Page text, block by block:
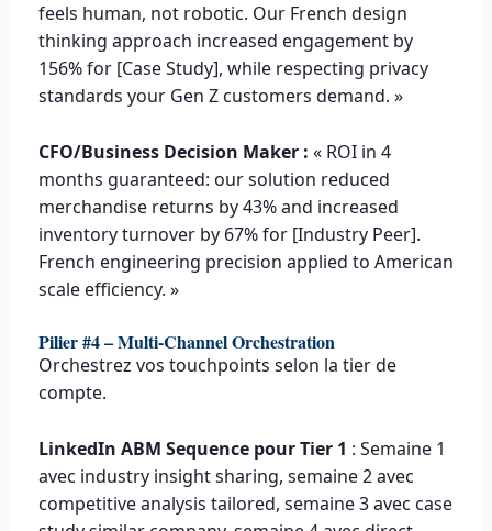
feels human, not robotic. Our French design
thinking approach increased engagement by
156% for [Case Study], while respecting privacy
standards your Gen Z customers demand. »
CFO/Business Decision Maker : « ROI in 4
months guaranteed: our solution reduced
merchandise returns by 43% and increased
inventory turnover by 67% for [Industry Peer].
French engineering precision applied to American
scale efficiency. »
Pilier #4 – Multi-Channel Orchestration
Orchestrez vos touchpoints selon la tier de
compte.
LinkedIn ABM Sequence pour Tier 1 : Semaine 1
avec industry insight sharing, semaine 2 avec
competitive analysis tailored, semaine 3 avec case